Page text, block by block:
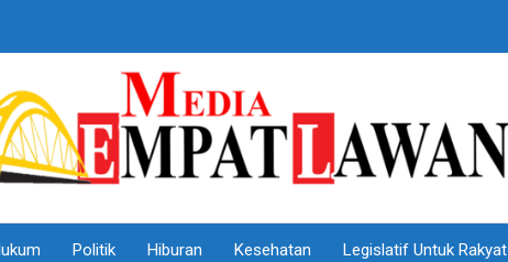
Politik Hiburan Kesehatan Legislatif Untuk Rakyat